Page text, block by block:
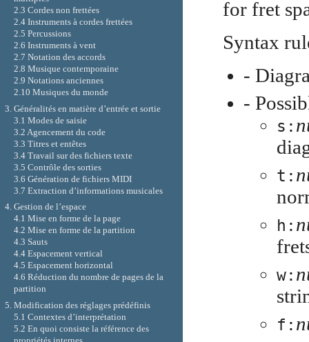
for fret
Syntax
-
-
s:
t:
h:
w:
f:
2.3 Cordes non frettées
2.4 Instruments à cordes frettées
2.5 Percussions
2.6 Instruments à vent
2.7 Notation des accords
2.8 Musique contemporaine
2.9 Notations anciennes
2.10 Musiques du monde
3. Généralités en matière d’entrée et sortie
3.1 Modes de saisie
3.2 Agencement du code
3.3 Titres et entêtes
3.4 Travail sur des fichiers texte
3.5 Contrôle des sorties
3.6 Génération de fichiers MIDI
3.7 Extraction d’informations musicales
4. Gestion de l’espace
4.1 Mise en forme de la page
4.2 Mise en forme de la partition
4.3 Sauts
4.4 Espacement vertical
4.5 Espacement horizontal
4.6 Réduction du nombre de pages de la
partition
5. Modification des réglages prédéfinis
5.1 Contextes d’interprétation
5.2 En quoi consiste la référence des